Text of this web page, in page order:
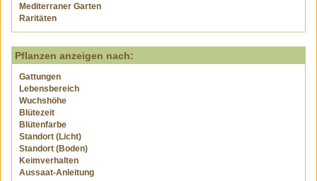
Mediterraner Garten
Raritäten
Pflanzen anzeigen nach:
Gattungen
Lebensbereich
Wuchshöhe
Blütezeit
Blütenfarbe
Standort (Licht)
Standort (Boden)
Keimverhalten
Aussaat-Anleitung